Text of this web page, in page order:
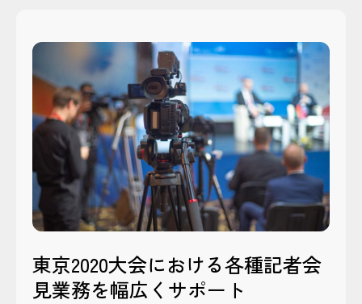
東京2020大会における各種記者会
見業務を幅広くサポート